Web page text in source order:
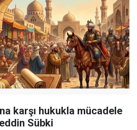
karşı hukukla mücadele
Sübki